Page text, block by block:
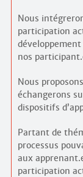
Nous
participation
nos
Nous
échangerons
dispositifs
Partant de
processus
aux
participation